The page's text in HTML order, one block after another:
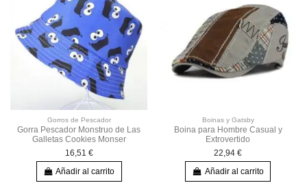
Gorros de Pescador
Gorra Pescador Monstruo de Las
Galletas Cookies Monser
16,51 €
Añadir al carrito
Boinas y Gatsby
Boina para Hombre Casual y
Extrovertido
22,94 €
Añadir al carrito